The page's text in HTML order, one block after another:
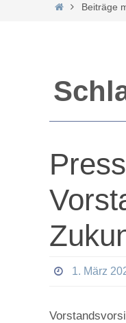
HomeBeiträge
1. März